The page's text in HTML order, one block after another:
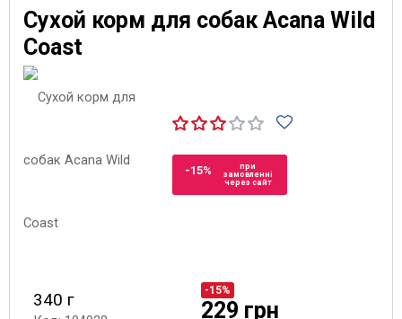
Сухой корм для собак Acana Wild
Coast
-15%
при
замовленні
через сайт
340 г -15%
229 грн